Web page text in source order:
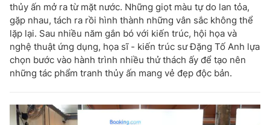
thủy ấn mở ra từ mặt nước. Những giọt màu tự do lan tỏa,
gặp nhau, tách ra rồi hình thành những vân sắc không thể
lặp lại. Sau nhiều năm gắn bó với kiến trúc, hội họa và
nghệ thuật ứng dụng, họa sĩ - kiến trúc sư Đặng Tố Anh lựa
chọn bước vào hành trình nhiều thử thách ấy để tạo nên
những tác phẩm tranh thủy ấn mang vẻ đẹp độc bản.